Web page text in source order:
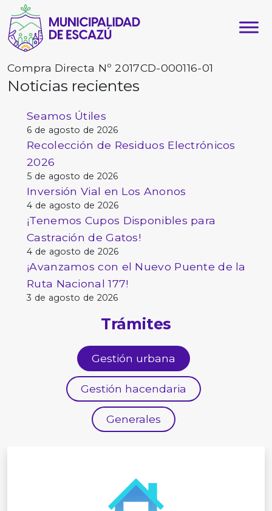
Compra Directa Nº 2017CD-000116-01
Noticias recientes
Seamos Útiles
6 de agosto de 2026
Recolección de Residuos Electrónicos
2026
5 de agosto de 2026
Inversión Vial en Los Anonos
4 de agosto de 2026
¡Tenemos Cupos Disponibles para
Castración de Gatos!
4 de agosto de 2026
¡Avanzamos con el Nuevo Puente de la
Ruta Nacional 177!
3 de agosto de 2026
Trámites
Gestión urbana
Gestión hacendaria
Generales